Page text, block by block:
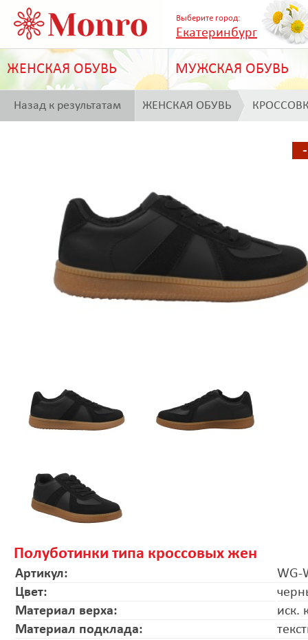
Выберите город:
Екатеринбург
ЖЕНСКАЯ ОБУВЬ МУЖСКАЯ ОБУВЬ
Назад к результатам ЖЕНСКАЯ ОБУВЬ
Полуботинки типа кроссовых жен
Артикул:
WG-
Цвет:
Материал верха:
иск.
Материал подклада: